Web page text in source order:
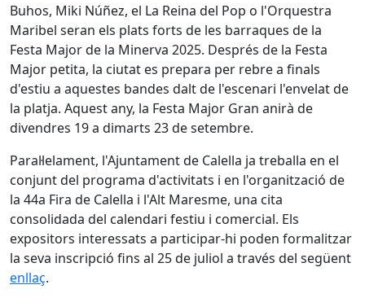
Buhos, Miki Núñez, el La Reina del Pop o l'Orquestra
Maribel seran els plats forts de les barraques de la
Festa Major de la Minerva 2025. Després de la Festa
Major petita, la ciutat es prepara per rebre a finals
d'estiu a aquestes bandes dalt de l'escenari l'envelat de
la platja. Aquest any, la Festa Major Gran anirà de
divendres 19 a dimarts 23 de setembre.
Paral·lelament, l'Ajuntament de Calella ja treballa en el
conjunt del programa d'activitats i en l'organització de
la 44a Fira de Calella i l'Alt Maresme, una cita
consolidada del calendari festiu i comercial. Els
expositors interessats a participar-hi poden formalitzar
la seva inscripció fins al 25 de juliol a través del següent
enllaç.